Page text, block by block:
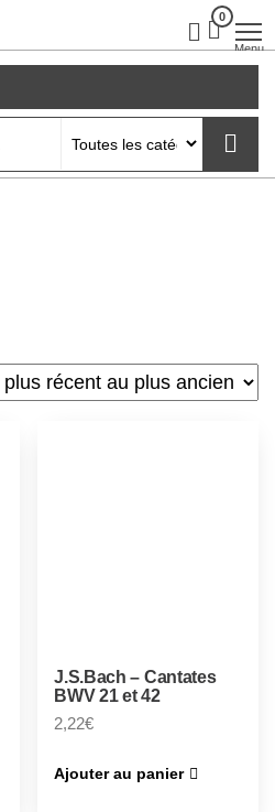
0
Menu
J.S.Bach – Cantates
BWV 21 et 42
2,22€
Ajouter au panier